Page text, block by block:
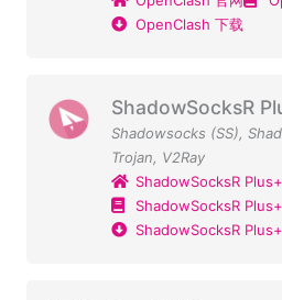
OpenClash 下载
ShadowSocksR
Shadowsocks (SS),
Trojan, V2Ray
ShadowSocksR
ShadowSocksR
ShadowSocksR